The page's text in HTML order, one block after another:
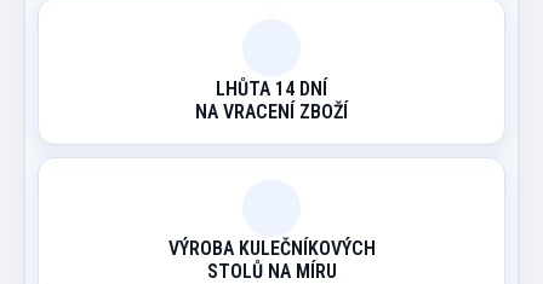
LHŮTA 14 DNÍ
NA VRACENÍ ZBOŽÍ
VÝROBA KULEČNÍKOVÝCH
STOLŮ NA MÍRU